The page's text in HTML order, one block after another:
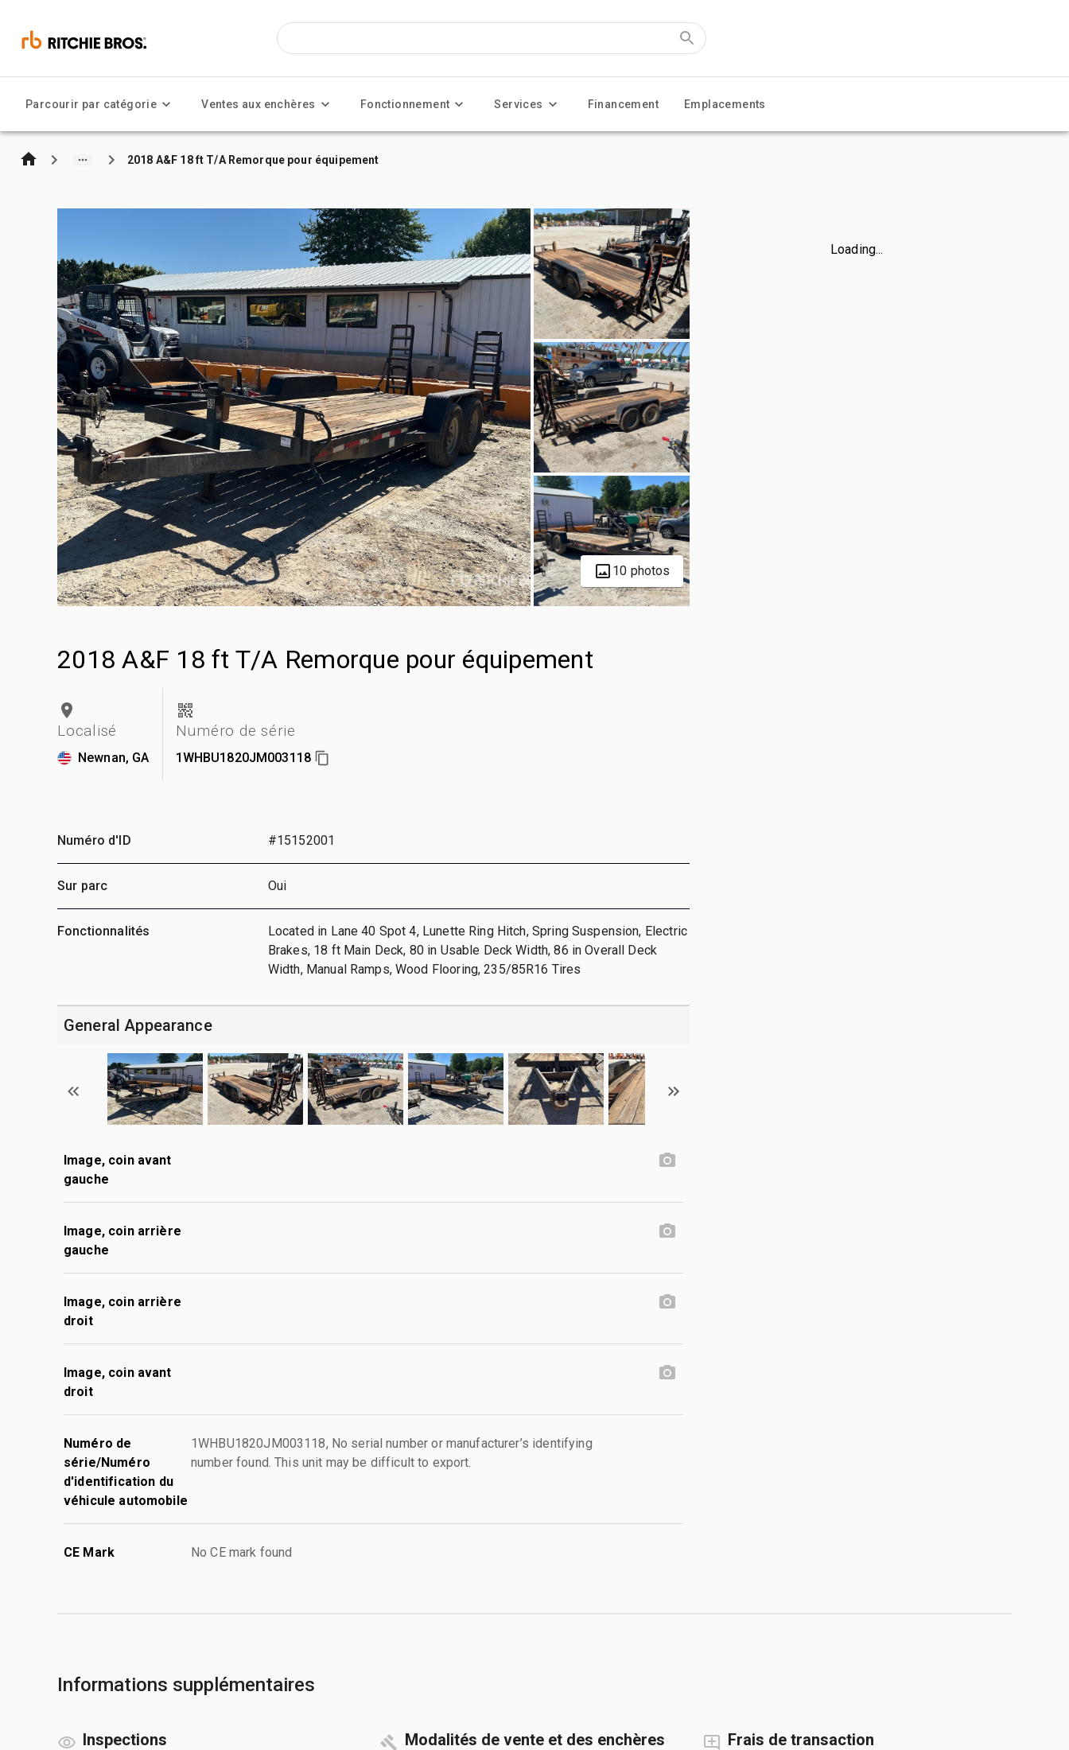
Parcourir par catégorie Ventes aux enchères Fonctionnement Services Financement Emplacements
2018 A&F 18 ft T/A Remorque pour équipement
10 photos
2018 A&F 18 ft T/A Remorque pour équipement
Localisé
Newnan, GA
Numéro de série
1WHBU1820JM003118
Loading...
Numéro d'ID #15152001
Sur parc Oui
Fonctionnalités
Located in Lane 40 Spot 4, Lunette Ring Hitch, Spring Suspension, Electric
Brakes, 18 ft Main Deck, 80 in Usable Deck Width, 86 in Overall Deck
Width, Manual Ramps, Wood Flooring, 235/85R16 Tires
General Appearance
Image, coin avant
gauche
Image, coin arrière
gauche
Image, coin arrière
droit
Image, coin avant
droit
Numéro de
série/Numéro
d'identification du
véhicule automobile
1WHBU1820JM003118, No serial number or manufacturer’s identifying
number found. This unit may be difficult to export.
CE Mark No CE mark found
Informations supplémentaires
Inspections Modalités de vente et des enchères Frais de transaction